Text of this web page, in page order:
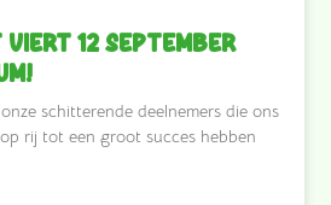
viert 12 september
schitterende deelnemers die ons
rij tot een groot succes hebben